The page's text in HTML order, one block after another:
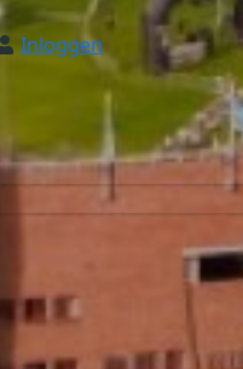
Inloggen